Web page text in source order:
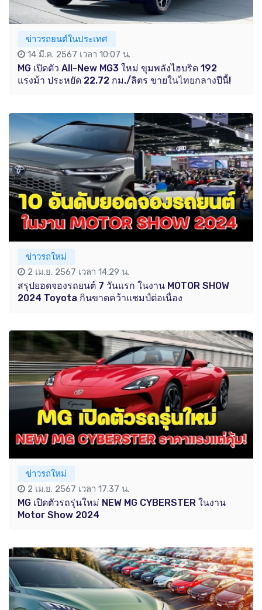
ข่าวรถยนต์ในประเทศ
14 มี.ค. 2567 เวลา 10:07 น.
MG เปิดตัว All-New MG3 ใหม่ ขุมพลังไฮบริด 192
แรงม้า ประหยัด 22.72 กม./ลิตร ขายในไทยกลางปีนี้!
ข่าวรถใหม่
2 เม.ย. 2567 เวลา 14:29 น.
สรุปยอดจองรถยนต์ 7 วันแรก ในงาน MOTOR SHOW
2024 Toyota กินขาดคว้าแชมป์ต่อเนื่อง
ข่าวรถใหม่
2 เม.ย. 2567 เวลา 17:37 น.
MG เปิดตัวรถรุ่นใหม่ NEW MG CYBERSTER ในงาน
Motor Show 2024